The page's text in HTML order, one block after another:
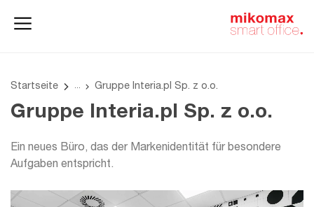
Startseite Gruppe Interia.pl Sp. z o.o.
Gruppe Interia.pl Sp. z o.o.
Ein neues Büro, das der Markenidentität für besondere
Aufgaben entspricht.